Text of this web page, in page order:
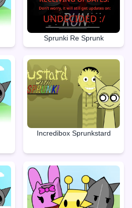
Sprunki Re Sprunk
Incredibox Sprunkstard